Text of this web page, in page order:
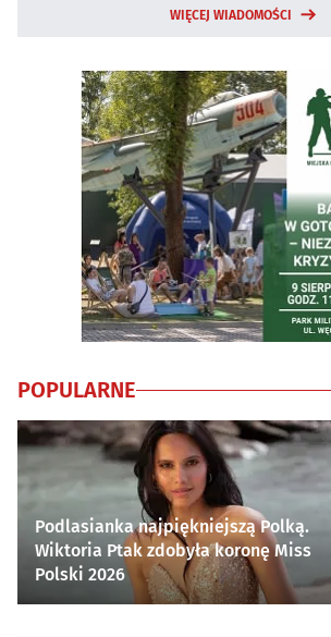
WIĘCEJ WIADOMOŚCI
POPULARNE
Podlasianka najpiękniejszą Polką.
Wiktoria Ptak zdobyła koronę Miss
Polski 2026